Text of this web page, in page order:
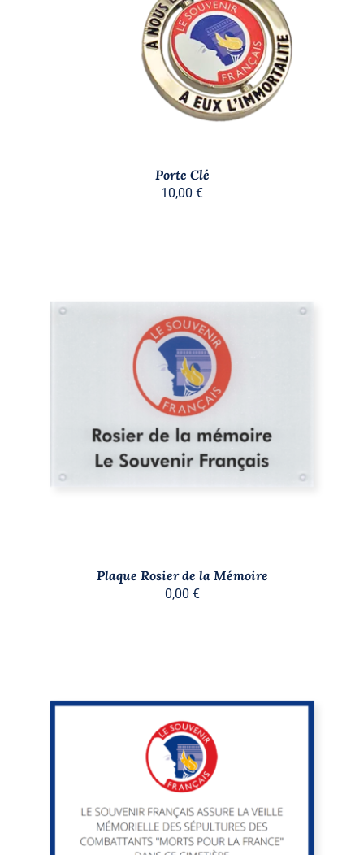
Porte Clé
10,00 €
/
Plaque Rosier de la Mémoire
0,00 €
/
DÉTAILS